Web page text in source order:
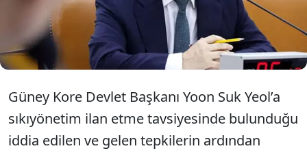
Yong-hyun tutuklandı.
Güney Kore Devlet Başkanı Yoon Suk Yeol’a
sıkıyönetim ilan etme tavsiyesinde bulunduğu
iddia edilen ve gelen tepkilerin ardından